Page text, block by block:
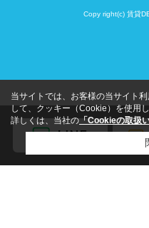
Copy right(c) 賃貸
当サイトでは、お客様の当サイト
して、クッキー（Cookie）を使用し
詳しくは、当社の 「Cookieの取扱